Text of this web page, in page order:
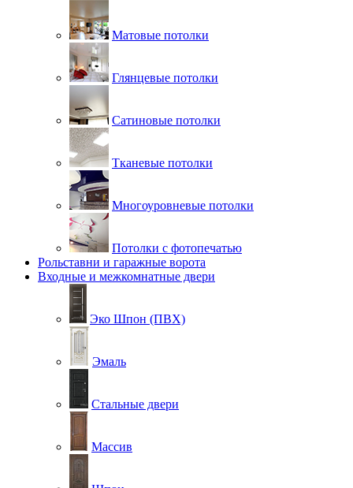
Матовые потолки
Глянцевые потолки
Сатиновые потолки
Тканевые потолки
Многоуровневые потолки
Потолки с фотопечатью
Рольставни и гаражные ворота
Входные и межкомнатные двери
Эко Шпон (ПВХ)
Эмаль
Стальные двери
Массив